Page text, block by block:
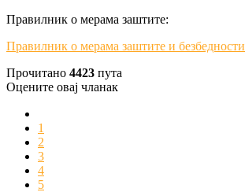
Правилник о мерама заштите:
Правилник о мерама заштите и безбедности
Прочитано 4423 пута
Оцените овај чланак
1
2
3
4
5